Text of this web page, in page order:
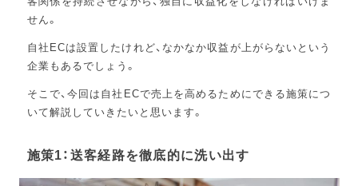
せん。
自社ECは設置したけれど、なかなか収益が上がらないという
企業もあるでしょう。
そこで、今回は自社ECで売上を高めるためにできる施策につ
いて解説していきたいと思います。
施策1：送客経路を徹底的に洗い出す